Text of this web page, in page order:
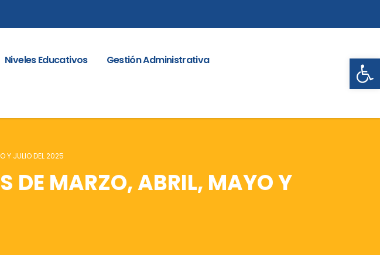
Niveles Educativos
Gestión Administrativa
Y JULIO DEL 2025
DE MARZO, ABRIL, MAYO Y